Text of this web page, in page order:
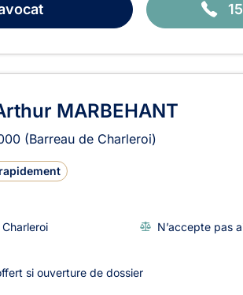
MARBEHANT
(Barreau de Charleroi)
N’accepte pas
si ouverture de dossier